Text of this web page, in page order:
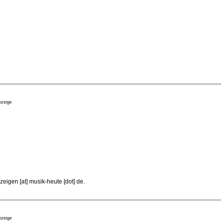
[at] musik-heute [dot] de.